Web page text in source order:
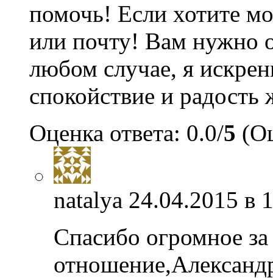
помочь! Если хотите
или почту! Вам нужно
любом случае, я
спокойствие и
Оценка ответа: 0.0/5
natalya 24.04.2015 в
Спасибо огромное